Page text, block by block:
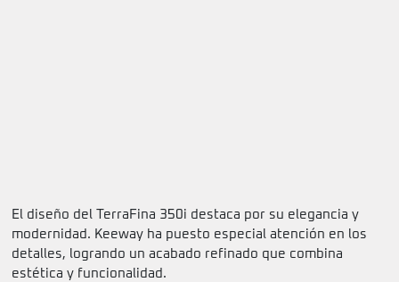
El diseño del TerraFina 350i destaca por su elegancia y
modernidad. Keeway ha puesto especial atención en los
detalles, logrando un acabado refinado que combina
estética y funcionalidad.